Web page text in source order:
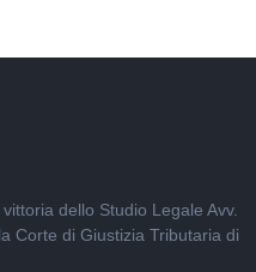
dello Studio Legale Avv.
Corte di Giustizia Tributaria di